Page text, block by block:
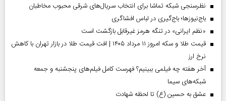
نظرسنجی شبکه تماشا برای انتخاب سریال‌های شرقی محبوب مخاطبان
باج‌نیوزها؛ باج‌گیری در لباس افشاگری
«نظم ایرانی» در تنگه هرمز غیرقابل بازگشت است
قیمت طلا و سکه امروز ۱۱ مرداد ۱۴۰۵ | افت قیمت طلا در بازار تهران با کاهش
نرخ ارز
آخر هفته چه فیلمی ببینیم؟ فهرست کامل فیلم‌های پنجشنبه و جمعه
شبکه‌های سیما
عشق به حسین (ع) تا لحظه شهادت